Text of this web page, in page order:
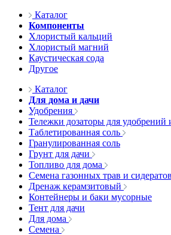
Каталог
Компоненты
Хлористый кальций
Хлористый магний
Каустическая сода
Другое
Каталог
Для дома и дачи
Удобрения
Тележки дозаторы для удобрений
Таблетированная соль
Гранулированная соль
Грунт для дачи
Топливо для дома
Семена газонных трав и сидератов
Дренаж керамзитовый
Контейнеры и баки мусорные
Тент для дачи
Для дома
Семена